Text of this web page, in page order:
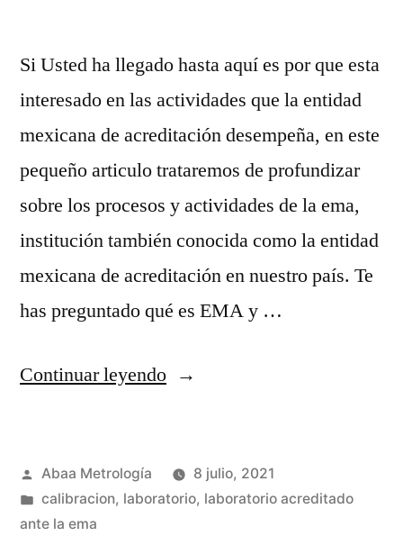
Si Usted ha llegado hasta aquí es por que esta
interesado en las actividades que la entidad
mexicana de acreditación desempeña, en este
pequeño articulo trataremos de profundizar
sobre los procesos y actividades de la ema,
institución también conocida como la entidad
mexicana de acreditación en nuestro país. Te
has preguntado qué es EMA y …
Continuar leyendo“¿Qué
ema
Publicado
por
Abaa Metrología
8 julio, 2021
Publicada
en
calibracion, laboratorio, laboratorio acreditado
ante la ema